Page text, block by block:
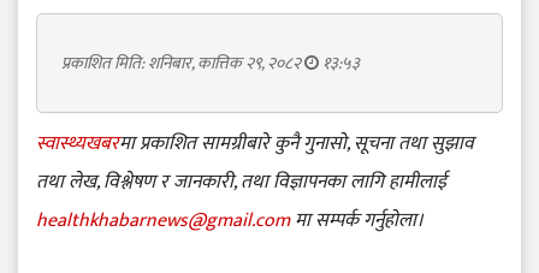
प्रकाशित मिति: शनिबार, कात्तिक २९, २०८२ १३:५३
स्वास्थ्यखबरमा प्रकाशित सामग्रीबारे कुनै गुनासो, सूचना तथा सुझाव
तथा लेख, विश्लेषण र जानकारी, तथा विज्ञापनका लागि हामीलाई
healthkhabarnews@gmail.comमा सम्पर्क गर्नुहोला।